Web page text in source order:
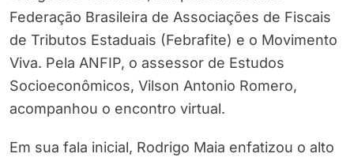
Federação Brasileira de Associações de Fiscais
de Tributos Estaduais (Febrafite) e o Movimento
Viva. Pela ANFIP, o assessor de Estudos
Socioeconômicos, Vilson Antonio Romero,
acompanhou o encontro virtual.
Em sua fala inicial, Rodrigo Maia enfatizou o alto